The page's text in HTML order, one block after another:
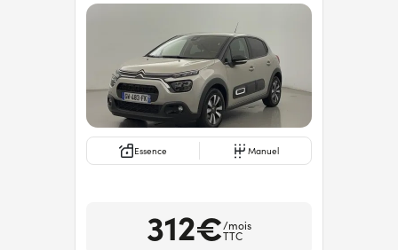
Essence Manuel
312€/mois
TTC